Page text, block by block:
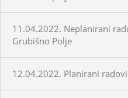
11.04.2022. Neplanirani
Grubišno Polje
12.04.2022. Planirani